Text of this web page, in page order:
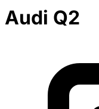
Audi Q2